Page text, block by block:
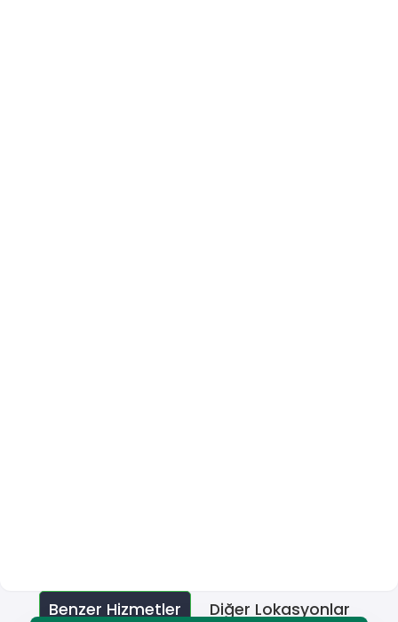
Benzer Hizmetler Diğer Lokasyonlar